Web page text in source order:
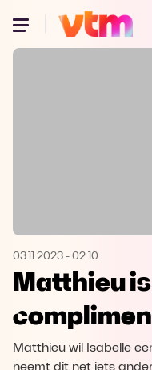
Oeps,
Microsoft
Opera
03.11.2023 - 02:10
Matthieu
Matthieu wil Isabelle